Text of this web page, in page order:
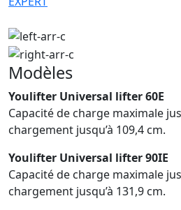
Modèles
Youlifter Universal lifter 60E
Capacité de charge maximale
chargement jusqu’à 109,4 cm.
Youlifter Universal lifter 90IE
Capacité de charge maximale
chargement jusqu’à 131,9 cm.